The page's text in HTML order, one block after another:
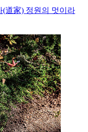
(道家) 정원의 멋이라